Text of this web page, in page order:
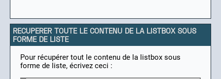
RECUPERER TOUTE LE CONTENU DE LA LISTBOX SOUS
FORME DE LISTE
Pour récupérer tout le contenu de la listbox sous
forme de liste, écrivez ceci :